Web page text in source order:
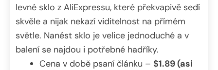
levné sklo z AliExpressu, které překvapivě sedí
skvěle a nijak nekazí viditelnost na přímém
světle. Nanést sklo je velice jednoduché a v
balení se najdou i potřebné hadříky.
Cena v době psaní článku – $1.89 (asi